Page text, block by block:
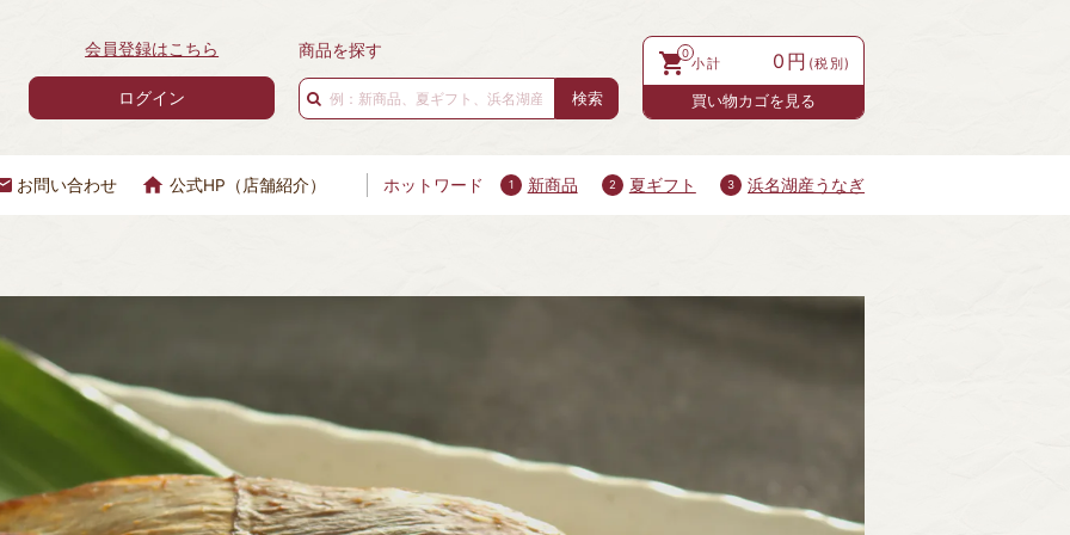
会員登録はこちら
ログイン
商品を探す 0 0円
買い物カゴを見る
お問い合わせ 公式HP（店舗紹介） ホットワード 新商品 夏ギフト 浜名湖産うなぎ